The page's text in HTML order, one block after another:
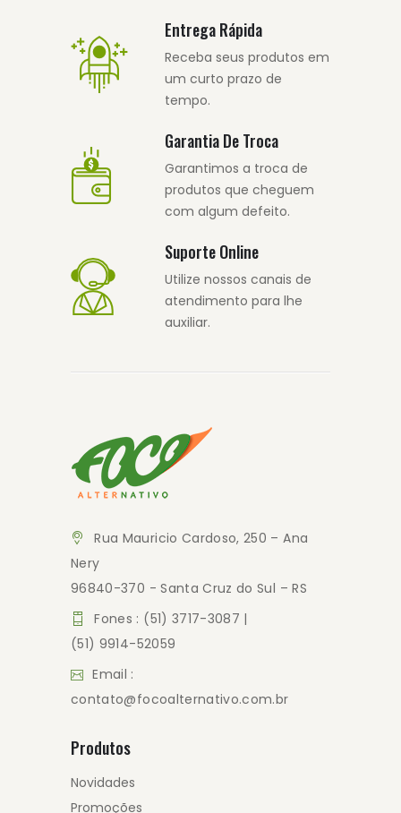
Entrega Rápida
Receba seus produtos em
um curto prazo de
tempo.
Garantia De Troca
Garantimos a troca de
produtos que cheguem
com algum defeito.
Suporte Online
Utilize nossos canais de
atendimento para lhe
auxiliar.
Rua Mauricio Cardoso, 250 – Ana
Nery
96840-370 - Santa Cruz do Sul – RS
Fones : (51) 3717-3087 |
(51) 9914-52059
Email :
contato@focoalternativo.com.br
Produtos
Novidades
Promoções